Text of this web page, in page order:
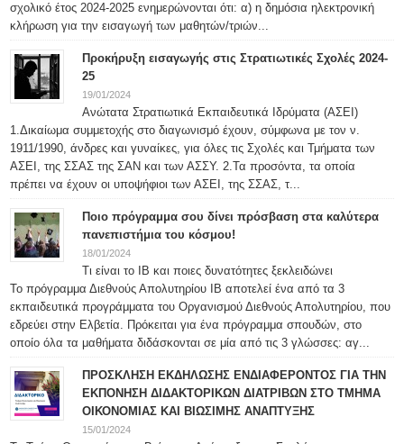
σχολικό έτος 2024-2025 ενημερώνονται ότι: α) η δημόσια ηλεκτρονική
κλήρωση για την εισαγωγή των μαθητών/τριών...
Προκήρυξη εισαγωγής στις Στρατιωτικές Σχολές 2024-
25
19/01/2024
Ανώτατα Στρατιωτικά Εκπαιδευτικά Ιδρύματα (ΑΣΕΙ)
1.Δικαίωμα συμμετοχής στο διαγωνισμό έχουν, σύμφωνα με τον ν.
1911/1990, άνδρες και γυναίκες, για όλες τις Σχολές και Τμήματα των
ΑΣΕΙ, της ΣΣΑΣ της ΣΑΝ και των ΑΣΣΥ. 2.Τα προσόντα, τα οποία
πρέπει να έχουν οι υποψήφιοι των ΑΣΕΙ, της ΣΣΑΣ, τ...
Ποιο πρόγραμμα σου δίνει πρόσβαση στα καλύτερα
πανεπιστήμια του κόσμου!
18/01/2024
Τι είναι το IB και ποιες δυνατότητες ξεκλειδώνει
Το πρόγραμμα Διεθνούς Απολυτηρίου IB αποτελεί ένα από τα 3
εκπαιδευτικά προγράμματα του Οργανισμού Διεθνούς Απολυτηρίου, που
εδρεύει στην Ελβετία. Πρόκειται για ένα πρόγραμμα σπουδών, στο
οποίο όλα τα μαθήματα διδάσκονται σε μία από τις 3 γλώσσες: αγ...
ΠΡΟΣΚΛΗΣΗ ΕΚΔΗΛΩΣΗΣ ΕΝΔΙΑΦΕΡΟΝΤΟΣ ΓΙΑ ΤΗΝ
ΕΚΠΟΝΗΣΗ ΔΙΔΑΚΤΟΡΙΚΩΝ ΔΙΑΤΡΙΒΩΝ ΣΤΟ ΤΜΗΜΑ
ΟΙΚΟΝΟΜΙΑΣ ΚΑΙ ΒΙΩΣΙΜΗΣ ΑΝΑΠΤΥΞΗΣ
15/01/2024